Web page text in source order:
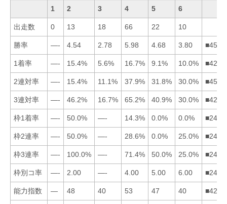
1 2 3 4 5 6
出走数 0 13 18 66 22 10
勝率 —- 4.54 2.78 5.98 4.68 3.80
1着率 —- 15.4% 5.6% 16.7% 9.1% 10.0%
2連対率 —- 15.4% 11.1% 37.9% 31.8% 30.0%
3連対率 —- 46.2% 16.7% 65.2% 40.9% 30.0%
枠1着率 —- 50.0% —- 14.3% 0.0% 0.0%
枠2連率 —- 50.0% —- 28.6% 0.0% 25.0%
枠3連率 —- 100.0% —- 71.4% 50.0% 25.0%
枠別コ率 —- 2.00 —- 4.00 5.00 6.00
能力指数 — 48 40 53 47 40